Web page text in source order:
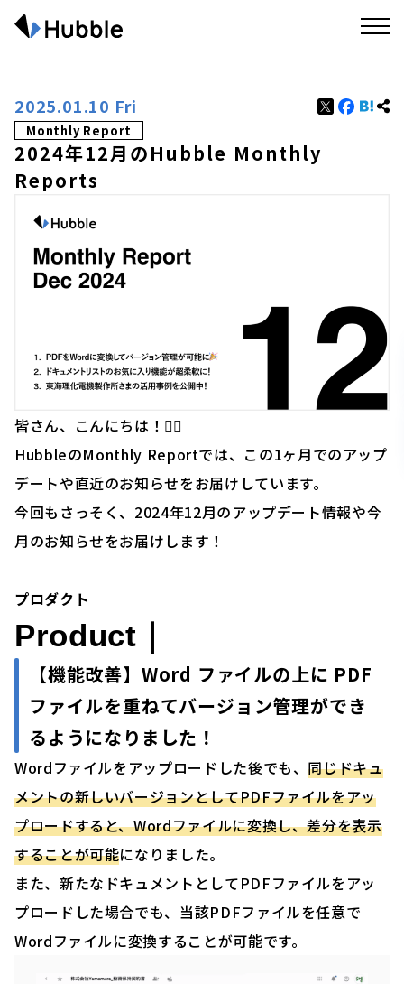
2025.01.10 Fri
Monthly Report
2024年12月のHubble Monthly
Reports
皆さん、こんにちは！🙋‍♂️
HubbleのMonthly Reportでは、この1ヶ月でのアップ
デートや直近のお知らせをお届けしています。
今回もさっそく、2024年12月のアップデート情報や今
月のお知らせをお届けします！
プロダクト
Product｜
【機能改善】Word ファイルの上に PDF
ファイルを重ねてバージョン管理ができ
るようになりました！
Wordファイルをアップロードした後でも、同じドキュ
メントの新しいバージョンとしてPDFファイルをアッ
プロードすると、Wordファイルに変換し、差分を表示
することが可能になりました。
また、新たなドキュメントとしてPDFファイルをアッ
プロードした場合でも、当該PDFファイルを任意で
Wordファイルに変換することが可能です。